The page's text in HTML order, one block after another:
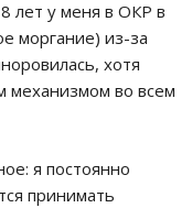
лет у меня в ОКР в
моргание) из-за
хотя
механизмом во всем
я постоянно
принимать